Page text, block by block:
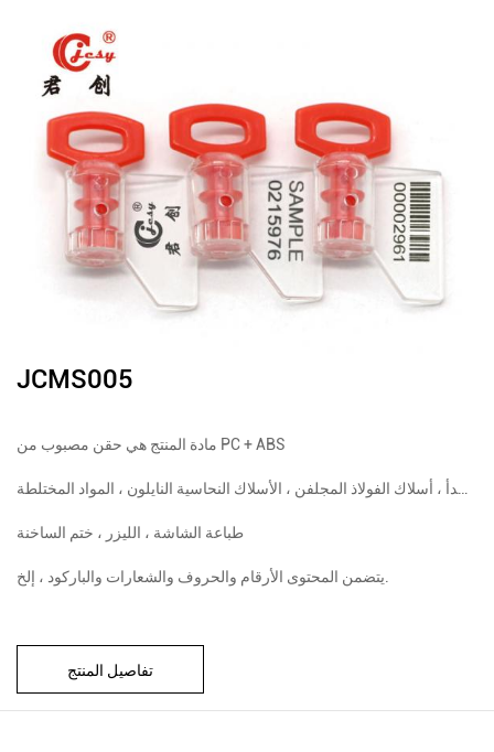
JCMS005
مادة المنتج هي حقن مصبوب من PC + ABS
يمكن اختيار مادة الأسلاك من أسلاك الفولاذ المقاوم للصدأ ، أسلاك الفولاذ المجلفن ، الأسلاك النحاسية النايلون ، المواد المختلطة
طباعة الشاشة ، الليزر ، ختم الساخنة
تفاصيل المنتج